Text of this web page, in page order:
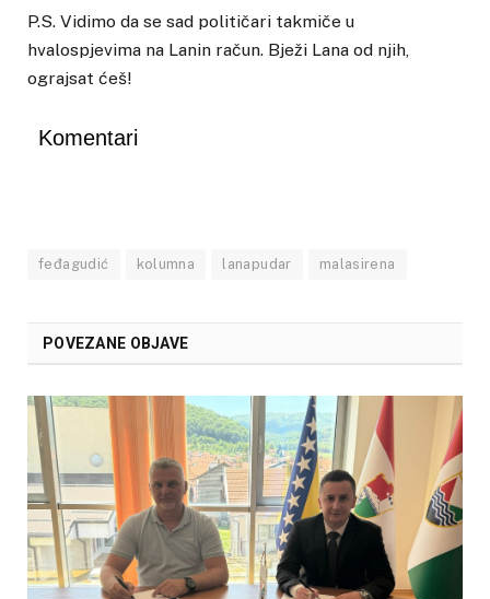
P.S. Vidimo da se sad političari takmiče u
hvalospjevima na Lanin račun. Bježi Lana od njih,
ograjsat ćeš!
Komentari
feđagudić kolumna lanapudar malasirena
POVEZANE OBJAVE